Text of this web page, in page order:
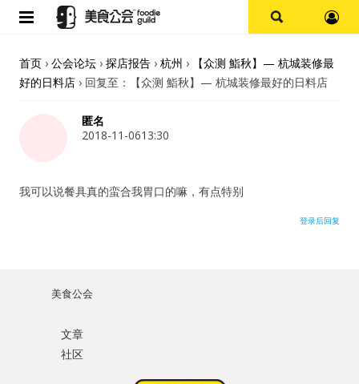
用户名或Email
首页
探店报告
首页 › 公会论坛 › 探店报告 › 杭州 ›
【众测 鮨秋】— 杭城装修最
好的日料店 › 回复至：【众测 鮨秋】— 杭城装修最好的日料店
匿名
2018-11-0613:30
我可以说餐具真的蛮合我胃口的嘛，有点特别
登录后回复
美食公会
文章
社区